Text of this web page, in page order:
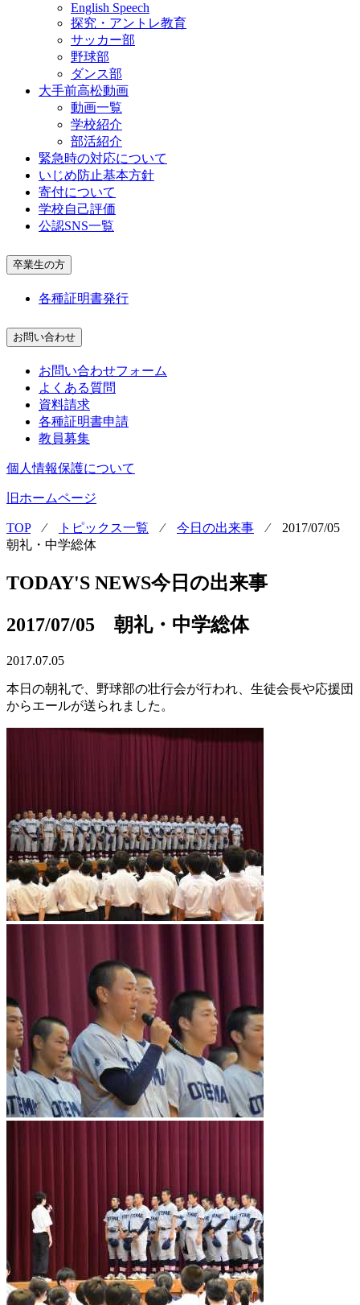
English Speech
探究・アントレ教育
サッカー部
野球部
ダンス部
大手前高松動画
動画一覧
学校紹介
部活紹介
緊急時の対応について
いじめ防止基本方針
寄付について
学校自己評価
公認SNS一覧
卒業生の方
各種証明書発行
お問い合わせ
お問い合わせフォーム
よくある質問
資料請求
各種証明書申請
教員募集
個人情報保護について
旧ホームページ
TOP⁄ トピックス一覧 ⁄ 今日の出来事 ⁄ 2017/07/05
朝礼・中学総体
TODAY'S NEWS今日の出来事
2017/07/05 朝礼・中学総体
2017.07.05
本日の朝礼で、野球部の壮行会が行われ、生徒会長や応援団
からエールが送られました。